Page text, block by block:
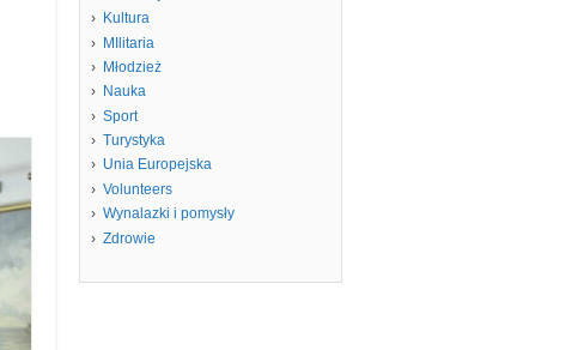
Kultura
MIlitaria
Młodzież
Nauka
Sport
Turystyka
Unia Europejska
Volunteers
Wynalazki i pomysły
Zdrowie